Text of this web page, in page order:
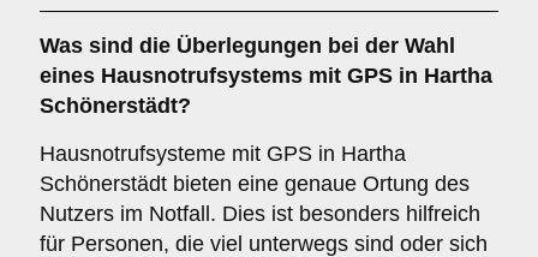
Was sind die Überlegungen bei der Wahl
eines Hausnotrufsystems mit GPS in Hartha
Schönerstädt?
Hausnotrufsysteme mit GPS in Hartha
Schönerstädt bieten eine genaue Ortung des
Nutzers im Notfall. Dies ist besonders hilfreich
für Personen, die viel unterwegs sind oder sich